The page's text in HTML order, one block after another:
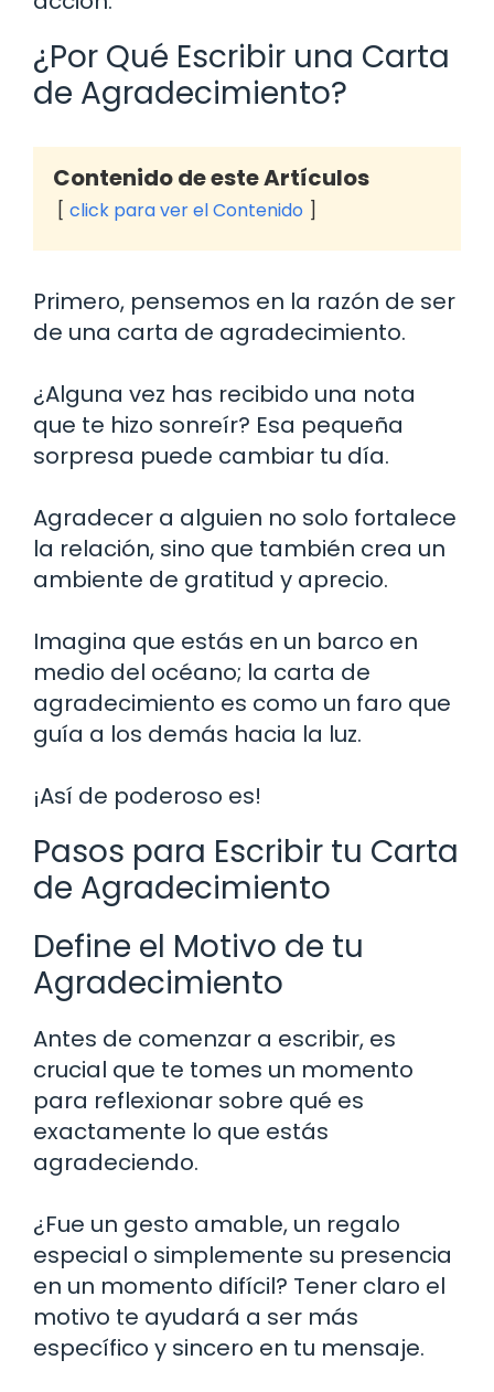
¿Por Qué Escribir una Carta
de Agradecimiento?
Contenido de este Artículos
click para ver el Contenido
Primero, pensemos en la razón de ser
de una carta de agradecimiento.
¿Alguna vez has recibido una nota
que te hizo sonreír? Esa pequeña
sorpresa puede cambiar tu día.
Agradecer a alguien no solo fortalece
la relación, sino que también crea un
ambiente de gratitud y aprecio.
Imagina que estás en un barco en
medio del océano; la carta de
agradecimiento es como un faro que
guía a los demás hacia la luz.
¡Así de poderoso es!
Pasos para Escribir tu Carta
de Agradecimiento
Define el Motivo de tu
Agradecimiento
Antes de comenzar a escribir, es
crucial que te tomes un momento
para reflexionar sobre qué es
exactamente lo que estás
agradeciendo.
¿Fue un gesto amable, un regalo
especial o simplemente su presencia
en un momento difícil? Tener claro el
motivo te ayudará a ser más
específico y sincero en tu mensaje.